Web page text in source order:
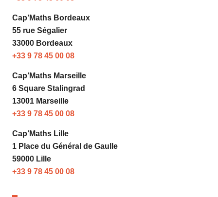
Cap’Maths Bordeaux
55 rue Ségalier
33000 Bordeaux
+33 9 78 45 00 08
Cap’Maths Marseille
6 Square Stalingrad
13001 Marseille
+33 9 78 45 00 08
Cap’Maths Lille
1 Place du Général de Gaulle
59000 Lille
+33 9 78 45 00 08